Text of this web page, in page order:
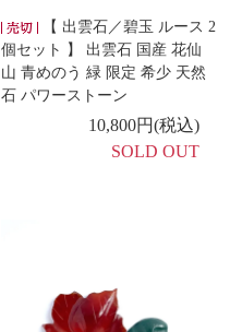
【 出雲石／碧玉 ルース 2
個セット 】 出雲石 国産 花仙
山 青めのう 緑 限定 希少 天然
石 パワーストーン
10,800円(税込)
SOLD OUT